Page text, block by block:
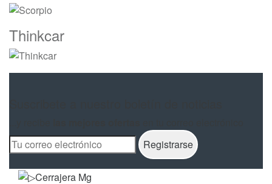
Thinkcar